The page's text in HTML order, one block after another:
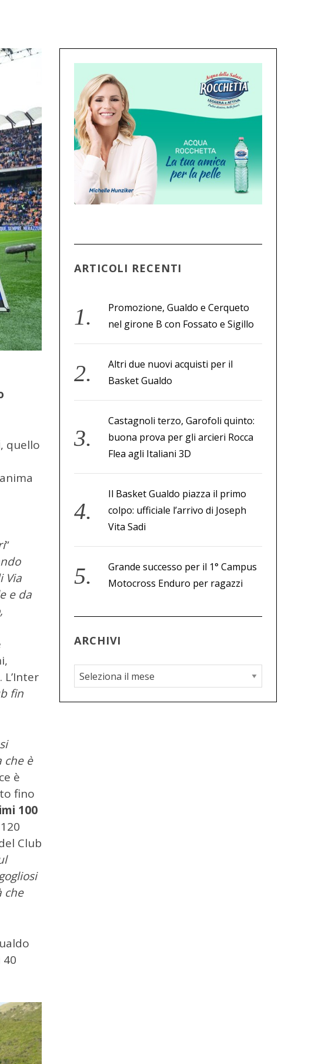
, quello
”
Via
e da
fin
che è
è
fino
100
Club
che
ARTICOLI RECENTI
Promozione, Gualdo e Cerqueto
nel girone B con Fossato e Sigillo
Altri due nuovi acquisti per il
Basket Gualdo
Castagnoli terzo, Garofoli quinto:
buona prova per gli arcieri Rocca
Flea agli Italiani 3D
Il Basket Gualdo piazza il primo
colpo: ufficiale l’arrivo di Joseph
Vita Sadi
Grande successo per il 1° Campus
Motocross Enduro per ragazzi
ARCHIVI
A
r
c